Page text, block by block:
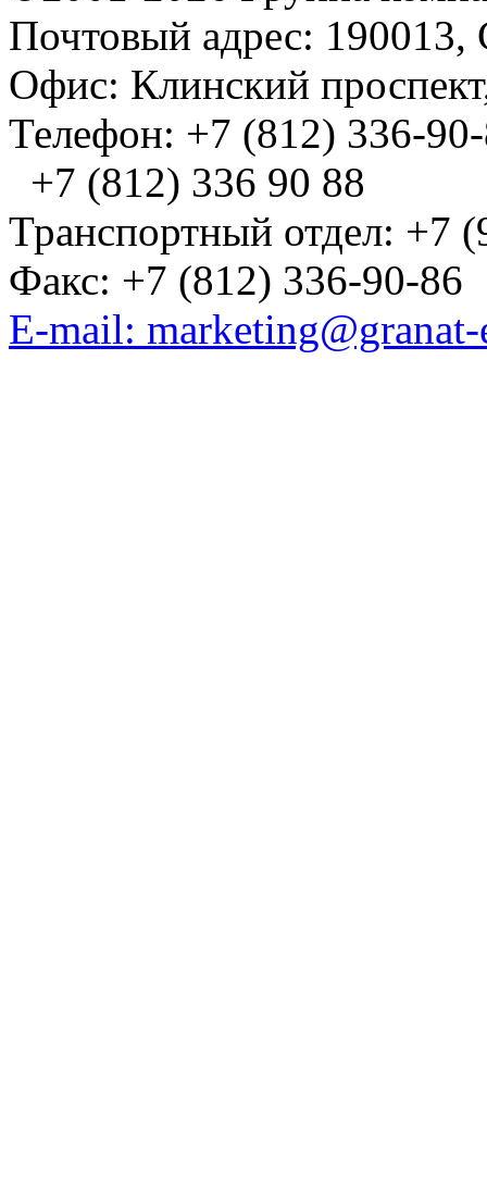
Почтовый адрес: 190013,
Офис: Клинский
Телефон: +7 (812) 336-
+7 (812) 336 90 88
Транспортный отдел: +7
Факс: +7 (812) 336-90-86
E-mail: